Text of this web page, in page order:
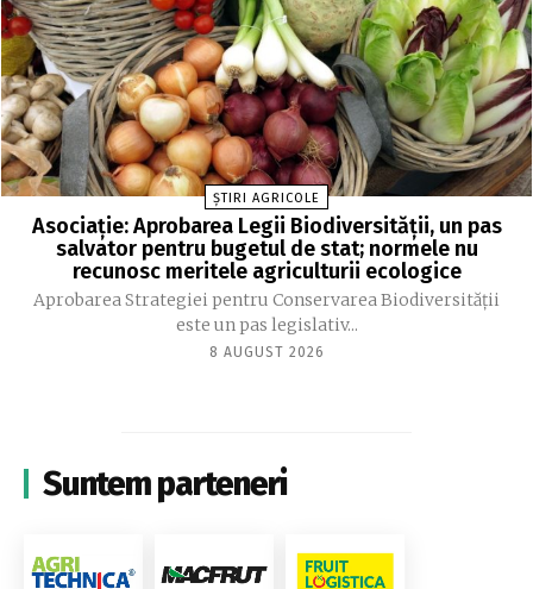
ȘTIRI AGRICOLE
Asociație: Aprobarea Legii Biodiversității, un pas
salvator pentru bugetul de stat; normele nu
recunosc meritele agriculturii ecologice
Aprobarea Strategiei pentru Conservarea Biodiversității
este un pas legislativ...
8 AUGUST 2026
Suntem parteneri